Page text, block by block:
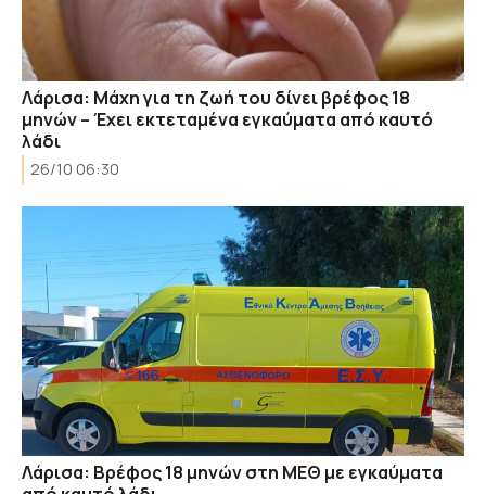
Λάρισα: Μάχη για τη ζωή του δίνει βρέφος 18
μηνών – Έχει εκτεταμένα εγκαύματα από καυτό
λάδι
26/10 06:30
Λάρισα: Βρέφος 18 μηνών στη ΜΕΘ με εγκαύματα